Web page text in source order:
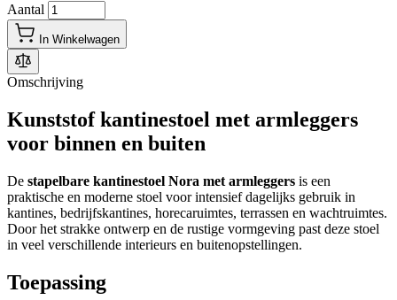
Aantal
In Winkelwagen
Omschrijving
Kunststof kantinestoel met armleggers
voor binnen en buiten
De stapelbare kantinestoel Nora met armleggers is een
praktische en moderne stoel voor intensief dagelijks gebruik in
kantines, bedrijfskantines, horecaruimtes, terrassen en wachtruimtes.
Door het strakke ontwerp en de rustige vormgeving past deze stoel
in veel verschillende interieurs en buitenopstellingen.
Toepassing